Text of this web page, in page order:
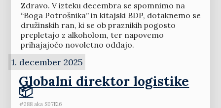
Zdravo. V izteku decembra se spomnimo na
“Boga Potrošnika” in kitajski BDP, dotaknemo se
družinskih ran, ki se ob praznikih pogosto
prepletajo z alkoholom, ter napovemo
prihajajočo novoletno oddajo.
1. december 2025
Globalni direktor logistike
📦
#288 aka S07E16